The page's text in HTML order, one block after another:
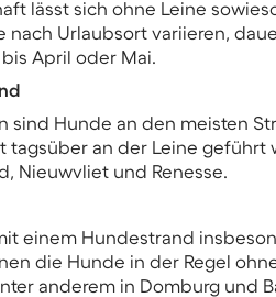
lässt sich ohne Leine
nach Urlaubsort variieren,
April oder Mai.
sind Hunde an den meisten
tagsüber an der Leine geführt
Nieuwvliet und Renesse.
einem Hundestrand
die Hunde in der Regel
anderem in Domburg und